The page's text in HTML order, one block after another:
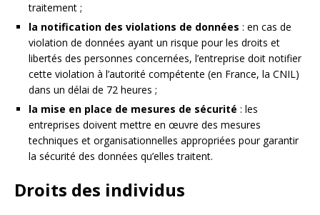
traitement ;
la notification des violations de données : en cas de
violation de données ayant un risque pour les droits et
libertés des personnes concernées, l’entreprise doit notifier
cette violation à l’autorité compétente (en France, la CNIL)
dans un délai de 72 heures ;
la mise en place de mesures de sécurité : les
entreprises doivent mettre en œuvre des mesures
techniques et organisationnelles appropriées pour garantir
la sécurité des données qu’elles traitent.
Droits des individus